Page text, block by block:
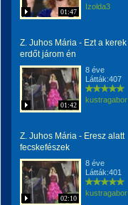
01:47
Izolda3
Z. Juhos Mária - Ezt a kerek
erdőt járom én
01:42
8 éve
Látták:407
kustragabor
Z. Juhos Mária - Eresz alatt
fecskefészek
02:10
8 éve
Látták:401
kustragabor